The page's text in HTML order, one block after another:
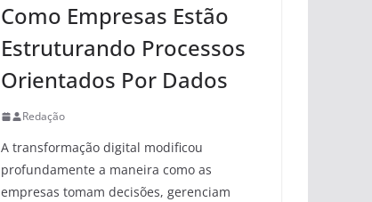
Como Empresas Estão
Estruturando Processos
Orientados Por Dados
Redação
A transformação digital modificou
profundamente a maneira como as
empresas tomam decisões, gerenciam